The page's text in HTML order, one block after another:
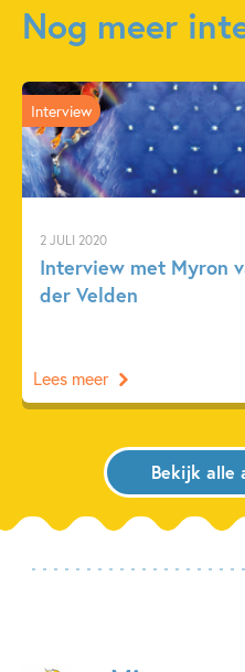
Nog meer
2 JULI 2020
Interview met Myron
der Velden
Interview
Lees meer
Bekijk alle